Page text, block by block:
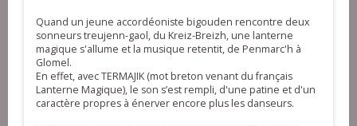
Quand un jeune accordéoniste bigouden rencontre deux
sonneurs treujenn-gaol, du Kreiz-Breizh, une lanterne
magique s'allume et la musique retentit, de Penmarc'h à
Glomel.
En effet, avec TERMAJIK (mot breton venant du français
Lanterne Magique), le son s’est rempli, d'une patine et d'un
caractère propres à énerver encore plus les danseurs.